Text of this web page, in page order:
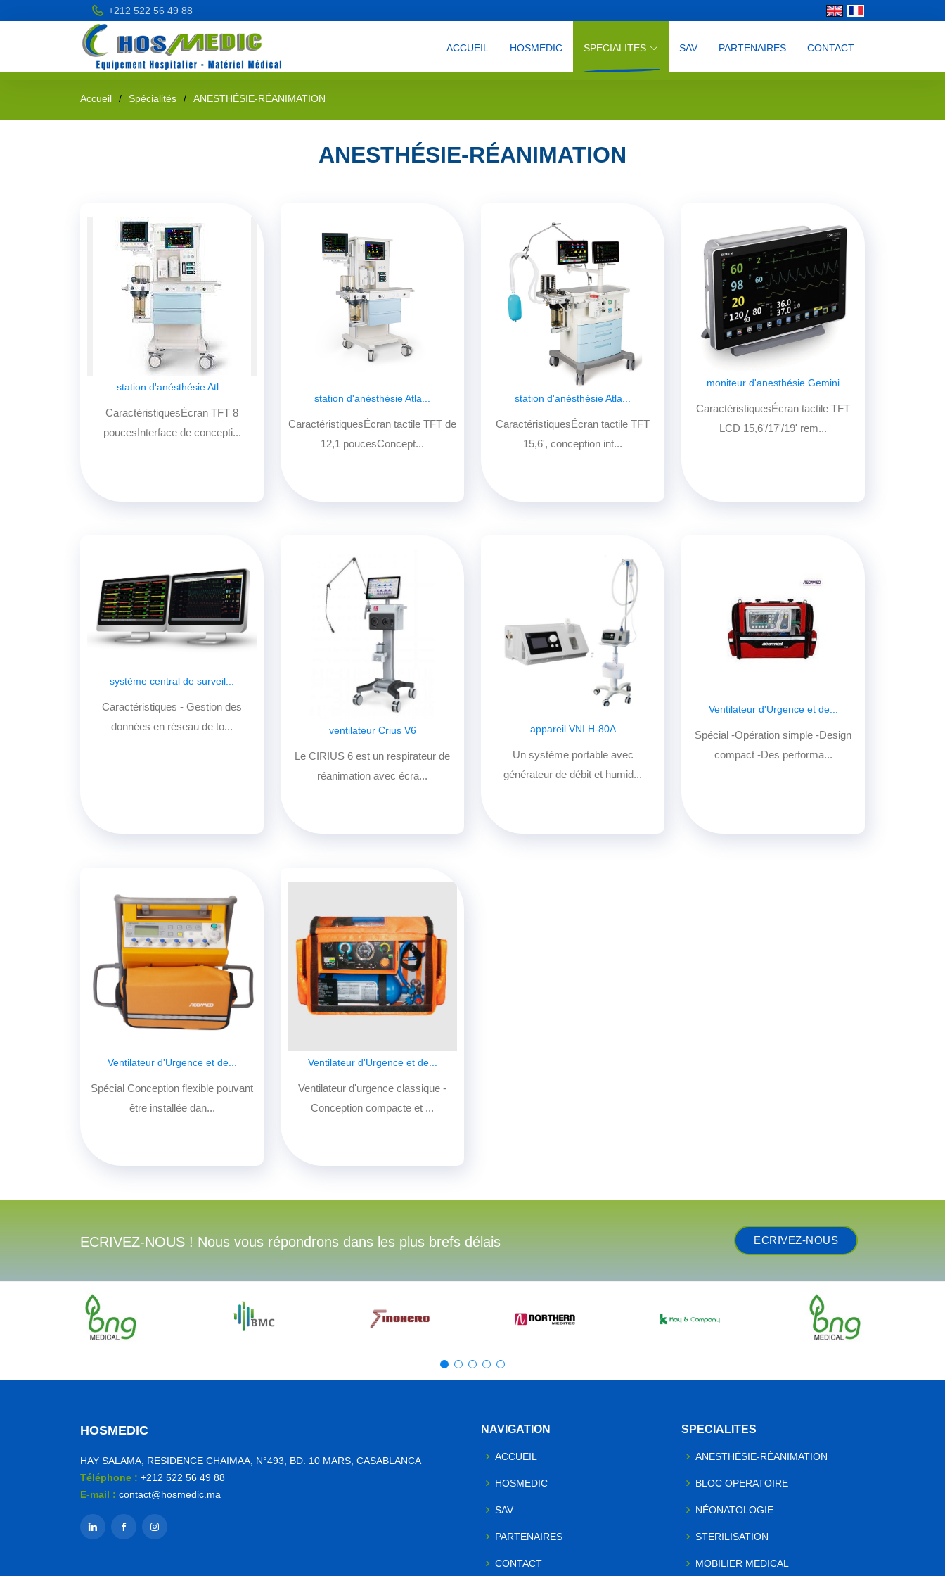
+212 522 56 49 88
ACCUEIL HOSMEDIC SPECIALITES SAV PARTENAIRES CONTACT
Accueil Spécialités ANESTHÉSIE-RÉANIMATION
ANESTHÉSIE-RÉANIMATION
station d'anésthésie Atl...
CaractéristiquesÉcran TFT 8
poucesInterface de concepti...
station d'anésthésie Atla...
CaractéristiquesÉcran tactile TFT de
12,1 poucesConcept...
station d'anésthésie Atla...
CaractéristiquesÉcran tactile TFT
15,6', conception int...
moniteur d'anesthésie Gemini
CaractéristiquesÉcran tactile TFT
LCD 15,6'/17'/19' rem...
système central de surveil...
Caractéristiques - Gestion des
données en réseau de to...
ventilateur Crius V6
Le CIRIUS 6 est un respirateur de
réanimation avec écra...
appareil VNI H-80A
Un système portable avec
générateur de débit et humid...
Ventilateur d'Urgence et de...
Spécial -Opération simple -Design
compact -Des performa...
Ventilateur d'Urgence et de...
Spécial Conception flexible pouvant
être installée dan...
Ventilateur d'Urgence et de...
Ventilateur d'urgence classique -
Conception compacte et ...
ECRIVEZ-NOUS ! Nous vous répondrons dans les plus brefs délais ECRIVEZ-NOUS
HOSMEDIC
HAY SALAMA, RESIDENCE CHAIMAA, N°493, BD. 10 MARS, CASABLANCA
Téléphone : +212 522 56 49 88
E-mail : contact@hosmedic.ma
NAVIGATION
ACCUEIL
HOSMEDIC
SAV
PARTENAIRES
CONTACT
SPECIALITES
ANESTHÉSIE-RÉANIMATION
BLOC OPERATOIRE
NÉONATOLOGIE
STERILISATION
MOBILIER MEDICAL